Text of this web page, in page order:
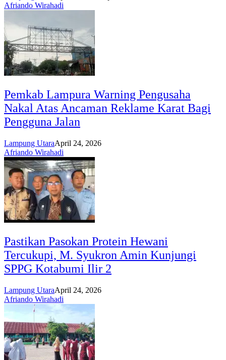
Afriando Wirahadi
Pemkab Lampura Warning Pengusaha
Nakal Atas Ancaman Reklame Karat Bagi
Pengguna Jalan
Lampung UtaraApril 24, 2026
Afriando Wirahadi
Pastikan Pasokan Protein Hewani
Tercukupi, M. Syukron Amin Kunjungi
SPPG Kotabumi Ilir 2
Lampung UtaraApril 24, 2026
Afriando Wirahadi